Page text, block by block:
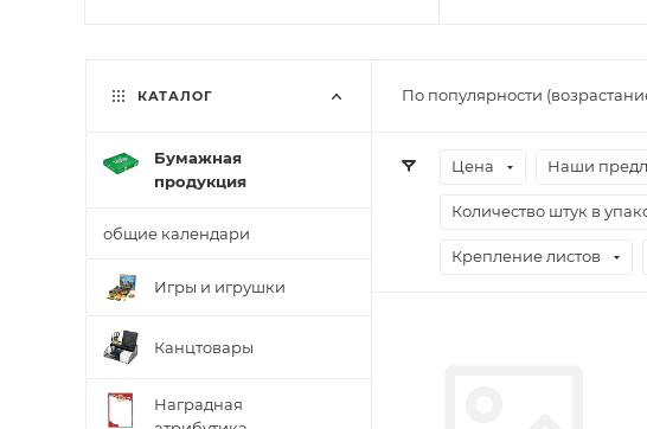
По популярности
Цена Наши
Количество штук в
Крепление листов
КАТАЛОГ
Бумажная
продукция
общие календари
Игры и игрушки
Канцтовары
Наградная